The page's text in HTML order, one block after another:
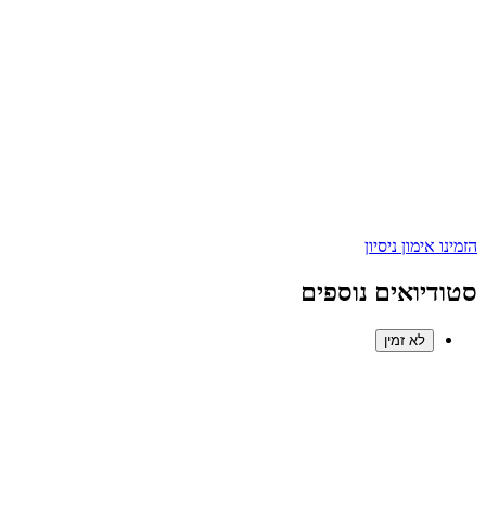
הזמינו אימון ניסיון
סטודיואים נוספים
לא זמין